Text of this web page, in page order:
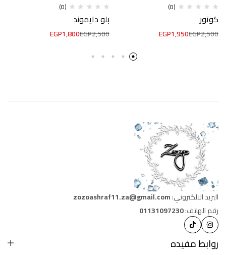
(0)
كوتور
EGP2,500
EGP1,950
(0)
بلو دايموند
EGP2,500
EGP1,800
البريد الالكتروني:zozoashraf11.za@gmail.com
رقم الهاتف:01131097230
روابط مفيده